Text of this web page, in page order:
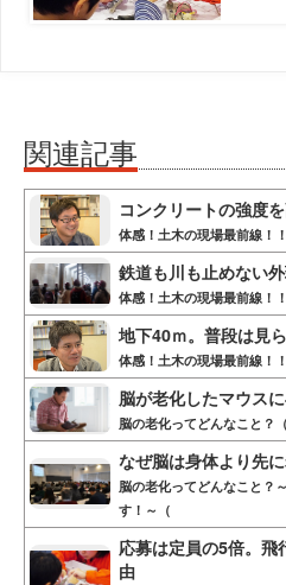
関連記事
コンクリートの強度
体感！土木の現場最前線！
鉄道も川も止めない
体感！土木の現場最前線！
地下40ｍ。普段は見
体感！土木の現場最前線！
脳が老化したマウス
脳の老化ってどんなこと？
なぜ脳は身体より先
脳の老化ってどんなこと？
す！～（
応募は定員の5倍。飛
由